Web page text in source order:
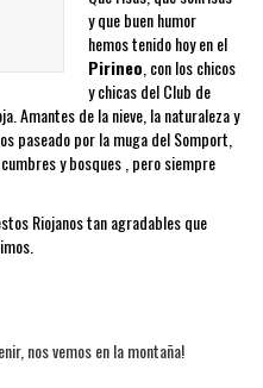
y que buen humor
hemos tenido hoy en el
Pirineo , con los chicos
y chicas del Club de
Amantes de la nieve, la naturaleza y
paseado por la muga del Somport,
y bosques , pero siempre
Riojanos tan agradables que
nos vemos en la montaña!